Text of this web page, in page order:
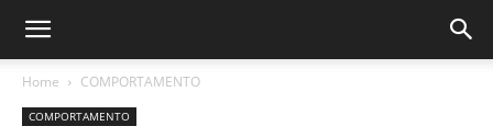
Home COMPORTAMENTO
COMPORTAMENTO